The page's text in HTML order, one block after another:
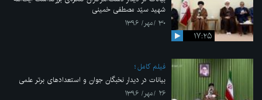
۱۷:۲۵
شهید سیّد مصطفی خمینی
۳۰ /مهر/ ۱۳۹۶
فیلم کامل
بیانات در دیدار نخبگان جوان و استعدادهای برتر علمی
۲۶ /مهر/ ۱۳۹۶